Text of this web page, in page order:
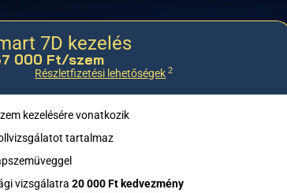
7D kezelés
000 Ft/szem
Részletfizetési lehetőségek 2
kezelésére vonatkozik
tartalmaz
vizsgálatra 20 000 Ft kedvezmény